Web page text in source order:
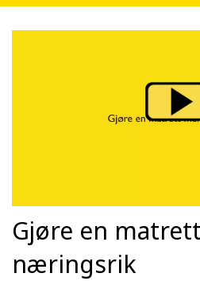
Gjøre en
næringsrik